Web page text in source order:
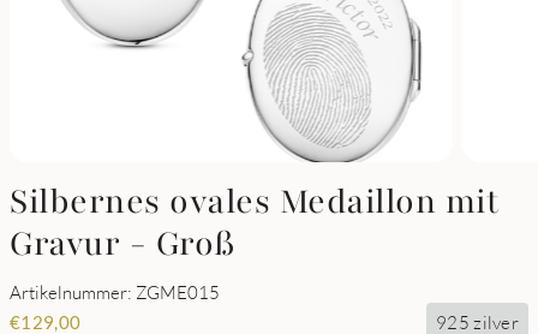
Silbernes ovales Medaillon mit
Gravur - Groß
Artikelnummer: ZGME015
€129,00 925 zilver